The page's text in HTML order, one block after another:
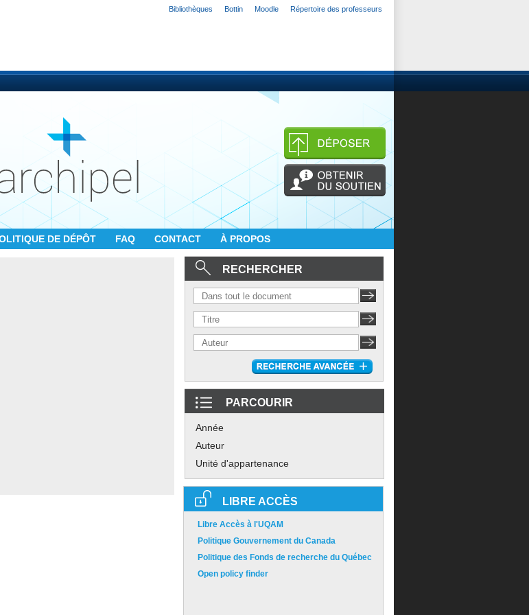
Bibliothèques Bottin Moodle Répertoire des professeurs
DE DÉPÔT FAQ CONTACT À PROPOS
RECHERCHER
PARCOURIR
Année
Auteur
Unité d'appartenance
LIBRE ACCÈS
Libre Accès à l'UQAM
Politique Gouvernement du Canada
Politique des Fonds de recherche du Québec
Open policy finder